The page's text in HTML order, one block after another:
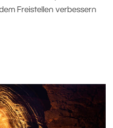
Freistellen verbessern